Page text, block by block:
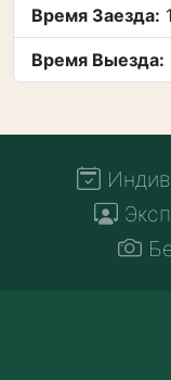
Время Заезда:
Время Выезда: